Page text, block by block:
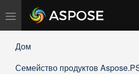
Переключить
навигацию
Дом
Семейство продуктов